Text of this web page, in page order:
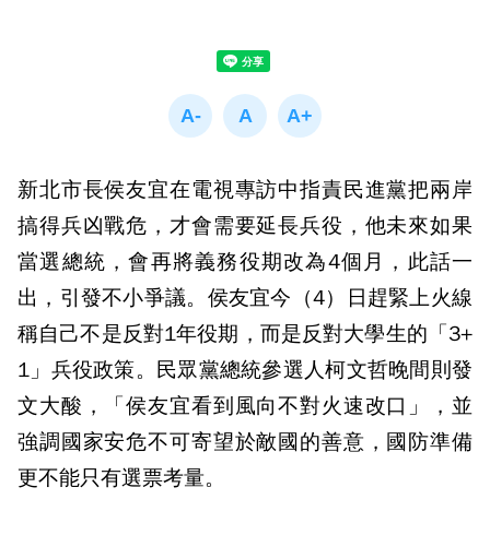
新北市長侯友宜在電視專訪中指責民進黨把兩岸
搞得兵凶戰危，才會需要延長兵役，他未來如果
當選總統，會再將義務役期改為4個月，此話一
出，引發不小爭議。侯友宜今（4）日趕緊上火線
稱自己不是反對1年役期，而是反對大學生的「3+
1」兵役政策。民眾黨總統參選人柯文哲晚間則發
文大酸，「侯友宜看到風向不對火速改口」，並
強調國家安危不可寄望於敵國的善意，國防準備
更不能只有選票考量。